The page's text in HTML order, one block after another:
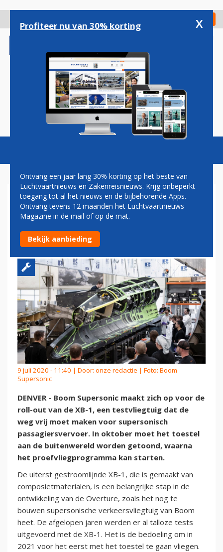
gaan
Check in
Magazine Podcasts Vacatures
BOOM MAAKT ZICH OP VOOR
ROLL-OUT SUPERSONISCH
TESTVLIEGTUIG
9 juli 2020 - 11:40 | Door: onze redactie | Foto: Boom
Supersonic
DENVER - Boom Supersonic maakt zich op voor de
roll-out van de XB-1, een testvliegtuig dat de
weg vrij moet maken voor supersonisch
passagiersvervoer. In oktober moet het toestel
aan de buitenwereld worden getoond, waarna
het proefvliegprogramma kan starten.
De uiterst gestroomlijnde XB-1, die is gemaakt van
composietmaterialen, is een belangrijke stap in de
ontwikkeling van de Overture, zoals het nog te
bouwen supersonische verkeersvliegtuig van Boom
heet. De afgelopen jaren werden er al talloze tests
uitgevoerd met de XB-1. Het is de bedoeling om in
2021 voor het eerst met het toestel te gaan vliegen.
Profiteer nu van 30% korting x
Ontvang een jaar lang 30% korting op het beste van
Luchtvaartnieuws en Zakenreisnieuws. Krijg onbeperkt
toegang tot al het nieuws en de bijbehorende Apps.
Ontvang tevens 12 maanden het Luchtvaartnieuws
Magazine in de mail of op de mat.
Bekijk aanbieding